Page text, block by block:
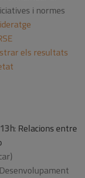
i normes
els resultats
: Relacions entre